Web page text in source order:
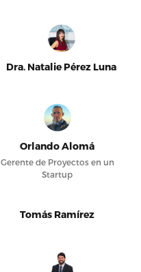
Dra. Natalie Pérez Luna
Orlando Alomá
Gerente de Proyectos en un
Startup
Tomás Ramírez